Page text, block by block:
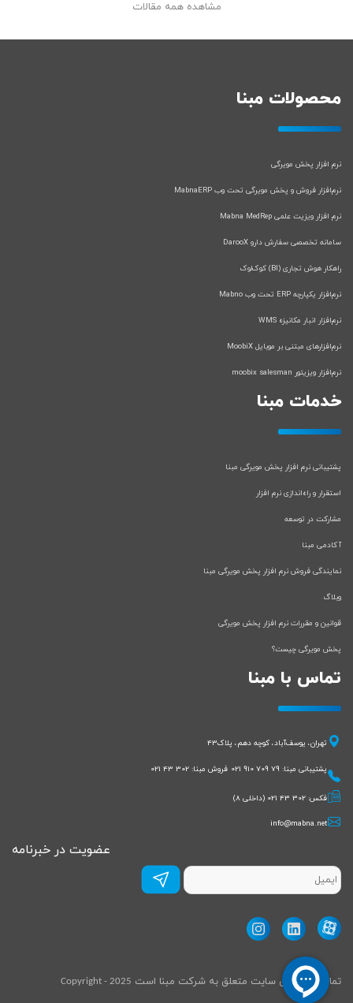
مشاهده همه مقالات
محصولات مبنا
نرم افزار پخش مویرگی
نرم‌افزار فروش و پخش مویرگی تحت وب MabnaERP
نرم افزار ویزیت علمی Mabna MedRep
سامانه تخصصی سفارش دارو DarooX
راهکار هوش تجاری (BI) کوک‌لوک
نرم‌افزار یکپارچه ERP تحت وب Mabno
نرم‌افزار انبار مکانیزه WMS
نرم‌افزارهای مبتنی بر موبایل MoobiX
نرم‌افزار ویزیتور moobix salesman
خدمات مبنا
پشتیبانی نرم افزار پخش مویرگی مبنا
استقرار و راه‌اندازی نرم افزار
مشارکت در توسعه
آکادمی مبنا
نمایندگی فروش نرم افزار پخش مویرگی مبنا
وبلاگ
قوانین و مقررات نرم افزار پخش مویرگی
پخش مویرگی چیست؟
تماس با مبنا
تهران، یوسف‌آباد، کوچه دهم، پلاک43
پشتیبانی مبنا: 021 910 709 79 فروش مبنا: 021 43 302
فکس: 021 43 302 (داخلی 8)
info@mabna.net
عضویت در خبرنامه
عضویت
در
خبرنامه*
تمام حقوق این سایت متعلق به شرکت مبنا است 2025 - Copyright